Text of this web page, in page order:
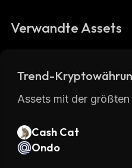
Verwandte Assets
Trend-
Assets mit der
Cash Cat
Ondo